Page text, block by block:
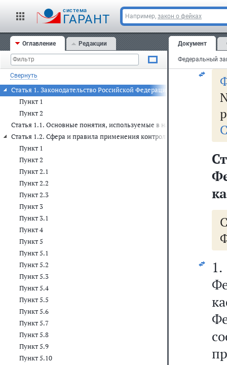
cистема
ГАРАНТ Например, закон о фейках
Оглавление Редакции
Свернуть
Статья 1. Законодательство Российской Федерации о применении
Пункт 1
Пункт 2
Статья 1.1. Основные понятия, используемые в настоящем
Статья 1.2. Сфера и правила применения контрольно-кассовой
Пункт 1
Пункт 2
Пункт 2.1
Пункт 2.2
Пункт 2.3
Пункт 3
Пункт 3.1
Пункт 4
Пункт 5
Пункт 5.1
Пункт 5.2
Пункт 5.3
Пункт 5.4
Пункт 5.5
Пункт 5.6
Пункт 5.7
Пункт 5.8
Пункт 5.9
Пункт 5.10
Документ